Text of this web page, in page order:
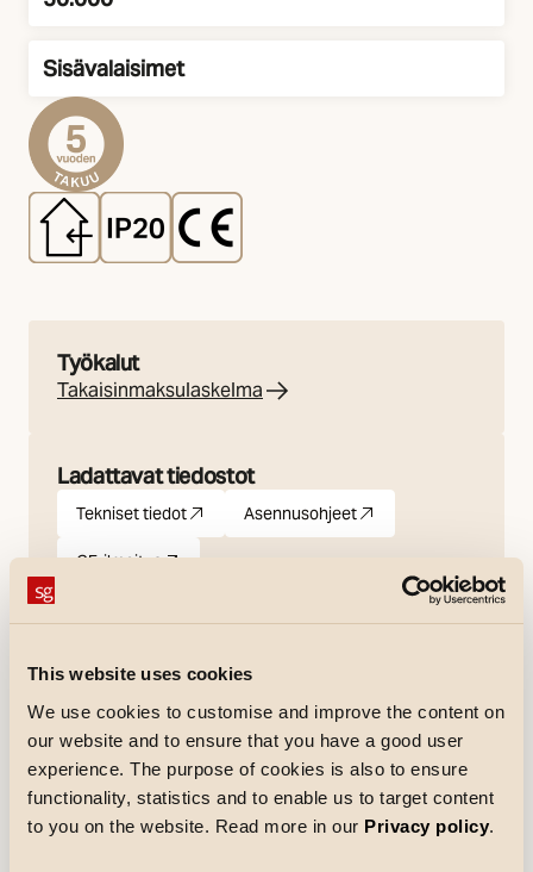
This website uses cookies
We use cookies to customise and improve the content on
our website and to ensure that you have a good user
experience. The purpose of cookies is also to ensure
functionality, statistics and to enable us to target content
to you on the website. Read more in our Privacy policy.
Elinikä
Asennus
Sisävalaisimet
Työkalut
Takaisinmaksulaskelma
Ladattavat tiedostot
Tekniset tiedot
pdf
(Avautuu uuteen välilehteen)
Asennusohjeet
pdf
(Avautuu uuteen välilehteen)
CE-ilmoitus
Erittelyteksti
Sähköinen
Teho
75W